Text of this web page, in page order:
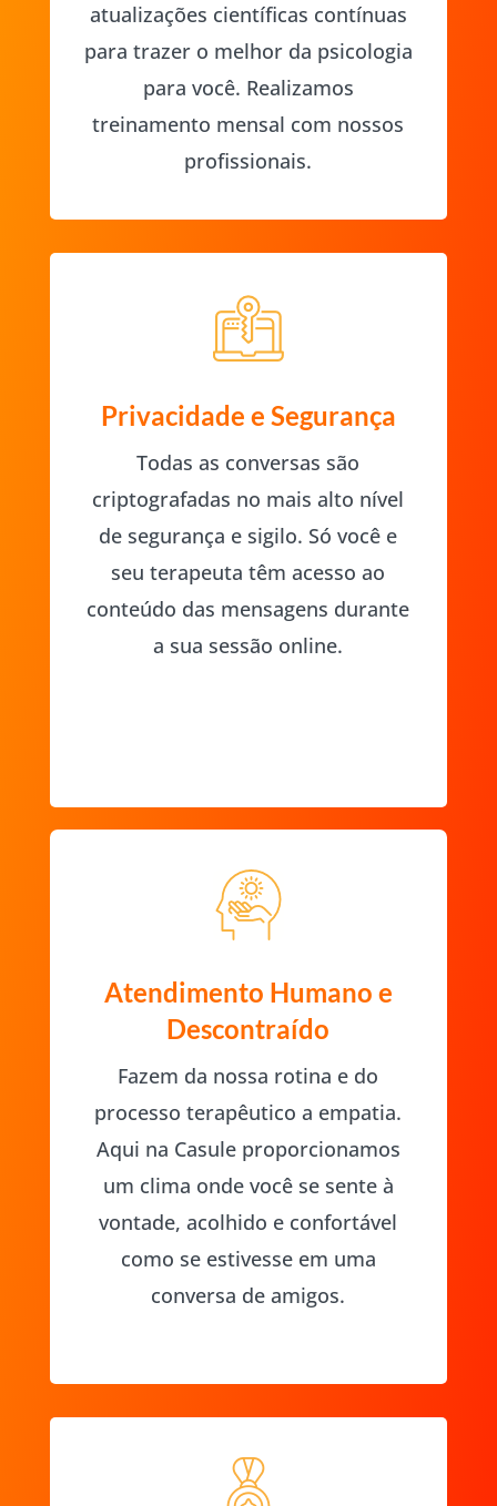
atualizações científicas contínuas
para trazer o melhor da psicologia
para você. Realizamos
treinamento mensal com nossos
profissionais.
Privacidade e Segurança
Todas as conversas são
criptografadas no mais alto nível
de segurança e sigilo. Só você e
seu terapeuta têm acesso ao
conteúdo das mensagens durante
a sua sessão online.
Atendimento Humano e
Descontraído
Fazem da nossa rotina e do
processo terapêutico a empatia.
Aqui na Casule proporcionamos
um clima onde você se sente à
vontade, acolhido e confortável
como se estivesse em uma
conversa de amigos.